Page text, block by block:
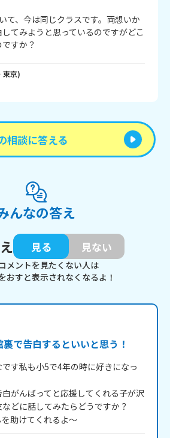
て、今は同じクラスです。両想いか
てみようと思っているのですがどこ
すか？
東京)
相談に答える
んなの答え
見る 見ない
メントを見たくない人は
おすと表示されなくなるよ！
で告白するといいと思う！
す私も小5で4年の時に好きになっ
がんばってと応援してくれる子が沢
どに話してみたらどうですか？